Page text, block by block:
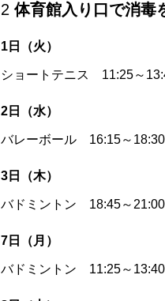
2 体育館入り口で消毒
1日（火）
ショートテニス 11:25～
2日（水）
バレーボール 16:15～
3日（木）
バドミントン 18:45～
7日（月）
バドミントン 11:25～